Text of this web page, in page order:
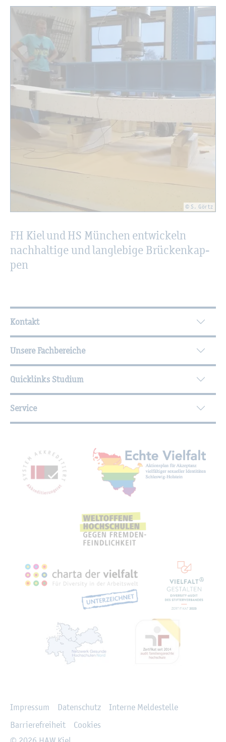
© S. Görtz
FH Kiel und HS Mün­chen ent­wi­ckeln
nach­hal­ti­ge und lang­le­bi­ge Brü­cken­kap­
pen
Wei­ter­füh­ren­de In­for­ma­tio­nen
Kontakt
Unsere Fachbereiche
Quicklinks Studium
Service
Mit­glied­schaf­ten,
Im­pres­sum Da­ten­schutz
In­ter­ne Mel­de­stel­le
Bar­rie­re­frei­heit
Coo­kies